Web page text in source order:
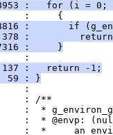
:   for (i = 0;
:     {
:       if
:
:     }
:
:   return -1;
59 : }
:
: /**
:  *
:  * @envp:
:  *     an